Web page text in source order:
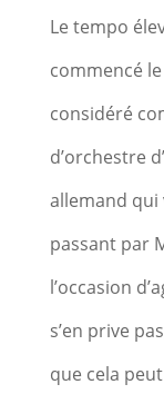
Le tempo
commencé
considéré
d’orchestre
allemand qui
passant par
l’occasion
s’en prive
que cela